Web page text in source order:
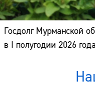
Госдолг Мурманской
в I полугодии 2026 года